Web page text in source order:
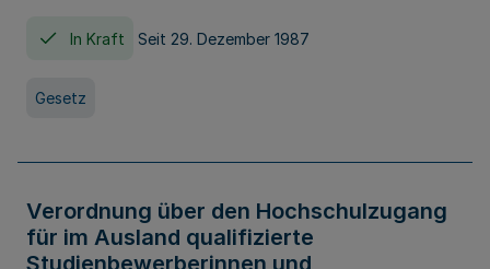
In Kraft Seit 29. Dezember 1987
Gesetz
Verordnung über den Hochschulzugang
für im Ausland qualifizierte
Studienbewerberinnen und